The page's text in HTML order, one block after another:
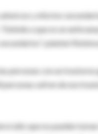
y efectos
a que es un
planteó
personas con un
sufren de ese
alto que no pueden